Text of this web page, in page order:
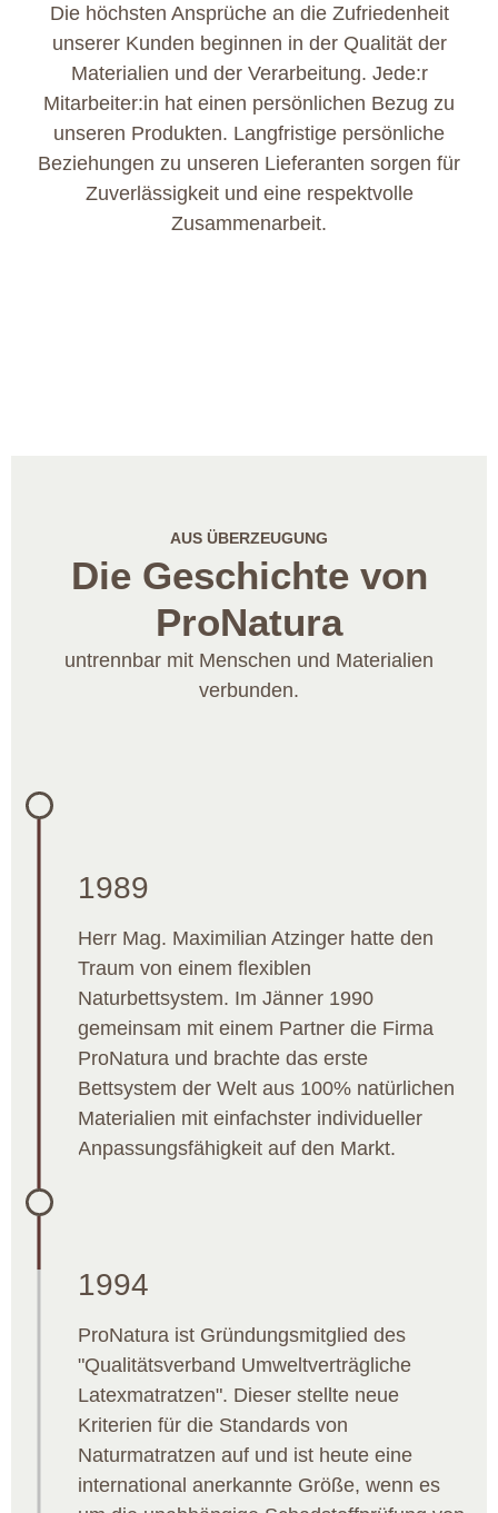
Die höchsten Ansprüche an die Zufriedenheit
unserer Kunden beginnen in der Qualität der
Materialien und der Verarbeitung. Jede:r
Mitarbeiter:in hat einen persönlichen Bezug zu
unseren Produkten. Langfristige persönliche
Beziehungen zu unseren Lieferanten sorgen für
Zuverlässigkeit und eine respektvolle
Zusammenarbeit.
AUS ÜBERZEUGUNG
Die Geschichte von
ProNatura
untrennbar mit Menschen und Materialien
verbunden.
1989
Herr Mag. Maximilian Atzinger hatte den
Traum von einem flexiblen
Naturbettsystem. Im Jänner 1990
gemeinsam mit einem Partner die Firma
ProNatura und brachte das erste
Bettsystem der Welt aus 100% natürlichen
Materialien mit einfachster individueller
Anpassungsfähigkeit auf den Markt.
1994
ProNatura ist Gründungsmitglied des
"Qualitätsverband Umweltverträgliche
Latexmatratzen". Dieser stellte neue
Kriterien für die Standards von
Naturmatratzen auf und ist heute eine
international anerkannte Größe, wenn es